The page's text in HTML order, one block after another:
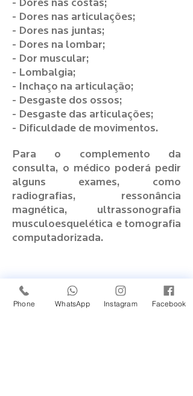
- Dores nas costas;
- Dores nas articulações;
- Dores nas juntas;
- Dores na lombar;
- Dor muscular;
- Lombalgia;
- Inchaço na articulação;
- Desgaste dos ossos;
- Desgaste das articulações;
- Dificuldade de movimentos.
Para o complemento da
consulta, o médico poderá pedir
alguns exames, como
radiografias, ressonância
magnética, ultrassonografia
musculoesquelética e tomografia
computadorizada.
Agendar agora
Phone WhatsApp Instagram Facebook